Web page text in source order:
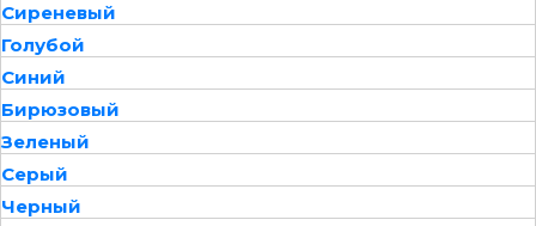
Сиреневый
Голубой
Синий
Бирюзовый
Зеленый
Серый
Черный